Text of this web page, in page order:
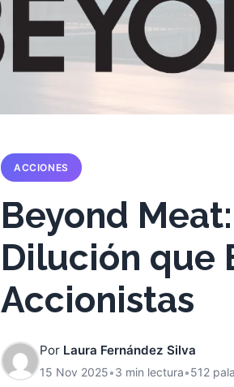
ACCIONES
Beyond
Dilución que
Accionistas
Por Laura Fernández Silva
15 Nov 2025•3 min lectura•512